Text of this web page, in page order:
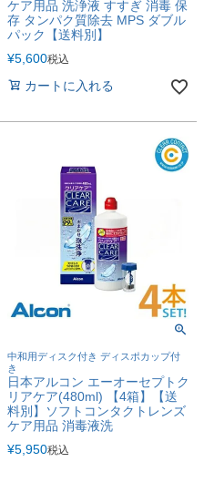
ケア用品 洗浄液 すすぎ 消毒 保
存 タンパク質除去 MPS ダブル
パック【送料別】
¥5,600税込
カートに入れる
中和用ディスク付き ディスポカップ付
き
日本アルコン エーオーセプトク
リアケア(480ml) 【4箱】【送
料別】ソフトコンタクトレンズ
ケア用品 消毒液洗
¥5,950税込